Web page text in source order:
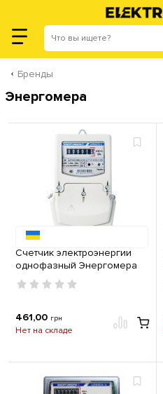
Бренды
Энергомера
Счетчик электроэнергии
однофазный Энергомера
ЦЭ 6807Б-U K 1,0 220В 5-
60А М6Ш6
461,00 грн
Нет на складе